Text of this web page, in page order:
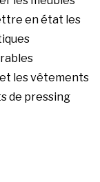
en état les
les vêtements
de pressing